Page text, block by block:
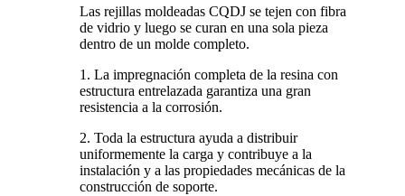
Las rejillas moldeadas CQDJ se tejen con fibra
de vidrio y luego se curan en una sola pieza
dentro de un molde completo.
1. La impregnación completa de la resina con
estructura entrelazada garantiza una gran
resistencia a la corrosión.
2. Toda la estructura ayuda a distribuir
uniformemente la carga y contribuye a la
instalación y a las propiedades mecánicas de la
construcción de soporte.